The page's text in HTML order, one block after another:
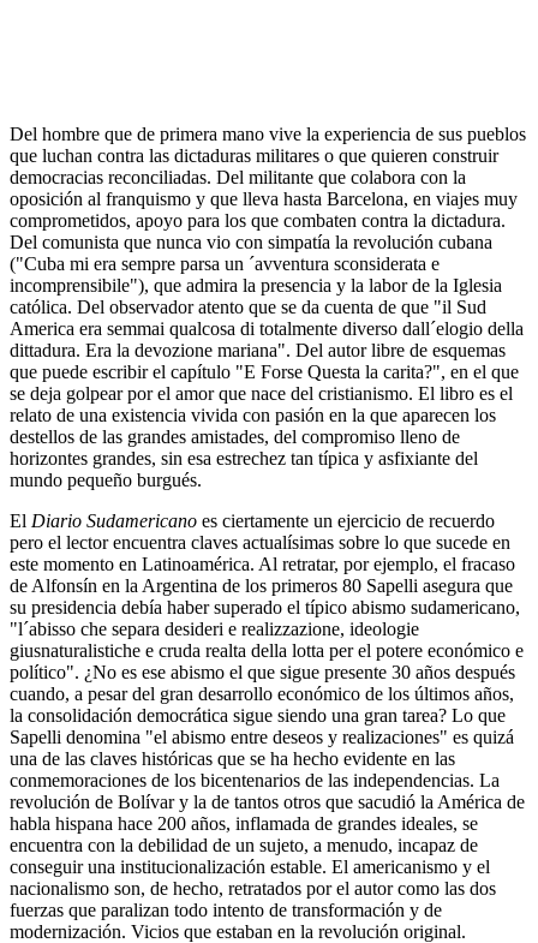
Del hombre que de primera mano vive la experiencia de sus pueblos
que luchan contra las dictaduras militares o que quieren construir
democracias reconciliadas. Del militante que colabora con la
oposición al franquismo y que lleva hasta Barcelona, en viajes muy
comprometidos, apoyo para los que combaten contra la dictadura.
Del comunista que nunca vio con simpatía la revolución cubana
("Cuba mi era sempre parsa un ´avventura sconsiderata e
incomprensibile"), que admira la presencia y la labor de la Iglesia
católica. Del observador atento que se da cuenta de que "il Sud
America era semmai qualcosa di totalmente diverso dall´elogio della
dittadura. Era la devozione mariana". Del autor libre de esquemas
que puede escribir el capítulo "E Forse Questa la carita?", en el que
se deja golpear por el amor que nace del cristianismo. El libro es el
relato de una existencia vivida con pasión en la que aparecen los
destellos de las grandes amistades, del compromiso lleno de
horizontes grandes, sin esa estrechez tan típica y asfixiante del
mundo pequeño burgués.
El Diario Sudamericano es ciertamente un ejercicio de recuerdo
pero el lector encuentra claves actualísimas sobre lo que sucede en
este momento en Latinoamérica. Al retratar, por ejemplo, el fracaso
de Alfonsín en la Argentina de los primeros 80 Sapelli asegura que
su presidencia debía haber superado el típico abismo sudamericano,
"l´abisso che separa desideri e realizzazione, ideologie
giusnaturalistiche e cruda realta della lotta per el potere económico e
político". ¿No es ese abismo el que sigue presente 30 años después
cuando, a pesar del gran desarrollo económico de los últimos años,
la consolidación democrática sigue siendo una gran tarea? Lo que
Sapelli denomina "el abismo entre deseos y realizaciones" es quizá
una de las claves históricas que se ha hecho evidente en las
conmemoraciones de los bicentenarios de las independencias. La
revolución de Bolívar y la de tantos otros que sacudió la América de
habla hispana hace 200 años, inflamada de grandes ideales, se
encuentra con la debilidad de un sujeto, a menudo, incapaz de
conseguir una institucionalización estable. El americanismo y el
nacionalismo son, de hecho, retratados por el autor como las dos
fuerzas que paralizan todo intento de transformación y de
modernización. Vicios que estaban en la revolución original.